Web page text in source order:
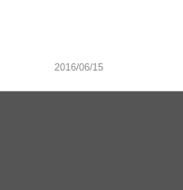
2016/06/15